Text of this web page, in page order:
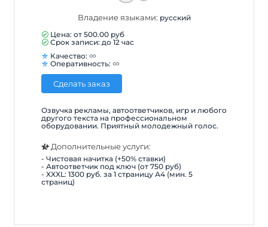
Владение языками: русский
Цена: от 500.00 руб
Срок записи: до 12 час
Качество:
Оперативность:
Сделать заказ
Озвучка рекламы, автоответчиков, игр и любого
другого текста на профессиональном
оборудовании. Приятный молодежный голос.
Дополнительные услуги:
- Чистовая начитка (+50% ставки)
- Автоответчик под ключ (от 750 руб)
- XXXL: 1300 руб. за 1 страницу А4 (мин. 5
страниц)